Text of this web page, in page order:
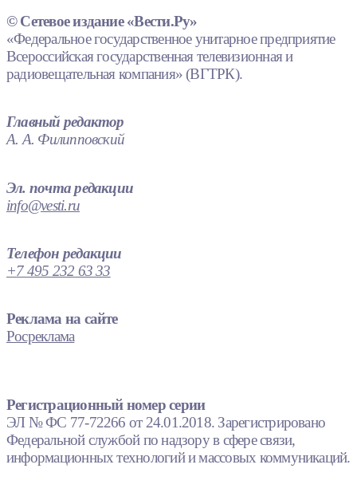
© Сетевое издание «Вести.Ру»
«Федеральное государственное унитарное предприятие
Всероссийская государственная телевизионная и
радиовещательная компания» (ВГТРК).
Главный редактор
А. А. Филипповский
Эл. почта редакции
info@vesti.ru
Телефон редакции
+7 495 232 63 33
Реклама на сайте
Росреклама
Регистрационный номер серии
ЭЛ № ФС 77-72266 от 24.01.2018. Зарегистрировано
Федеральной службой по надзору в сфере связи,
информационных технологий и массовых коммуникаций.